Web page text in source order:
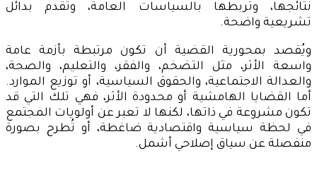
نتائجها، وتربطها بالسياسات العامة، وتقدم بدائل
تشريعية واضحة.
ويُقصد بمحورية القضية أن تكون مرتبطة بأزمة عامة
واسعة الأثر، مثل التضخم، والفقر، والتعليم، والصحة،
والعدالة الاجتماعية، والحقوق السياسية، أو توزيع الموارد.
أما القضايا الهامشية أو محدودة الأثر، فهي تلك التي قد
تكون مشروعة في ذاتها، لكنها لا تعبر عن أولويات المجتمع
في لحظة سياسية واقتصادية ضاغطة، أو تُطرح بصورة
منفصلة عن سياق إصلاحي أشمل.